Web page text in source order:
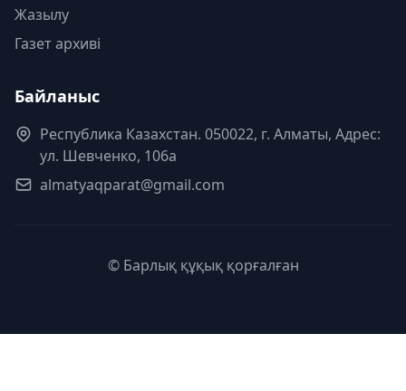
Жазылу
Газет архиві
Байланыс
Республика Казахстан. 050022, г. Алматы, Адрес:
ул. Шевченко, 106а
almatyaqparat@gmail.com
© Барлық құқық қорғалған